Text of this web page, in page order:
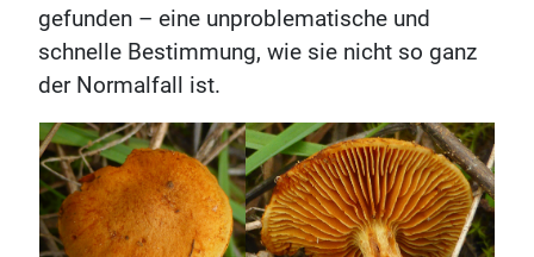
gefunden – eine unproblematische und
schnelle Bestimmung, wie sie nicht so ganz
der Normalfall ist.